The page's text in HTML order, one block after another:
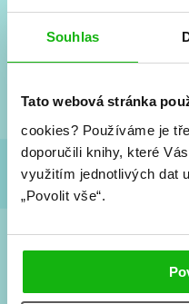
Souhlas
Tato webová stránka
cookies? Používáme je
doporučili knihy, které
využitím jednotlivých dat
„Povolit vše“.
Vše kolem
a seriálové
Souhlasím s